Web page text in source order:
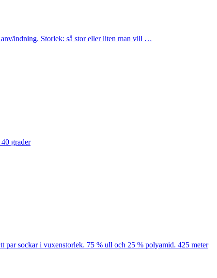
användning. Storlek: så stor eller liten man vill …
grader
par sockar i vuxenstorlek. 75 % ull och 25 % polyamid. 425 meter